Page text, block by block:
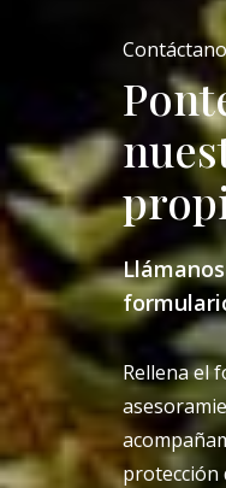
Rellena el
protección